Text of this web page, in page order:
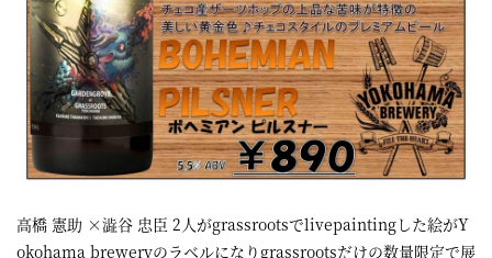
イ
ニ
ン
グ
バ
ー
高橋 憲助 ×澁谷 忠臣 2人がgrassrootsでlivepaintingした絵がY
okohama breweryのラベルになりgrassrootsだけの数量限定で展